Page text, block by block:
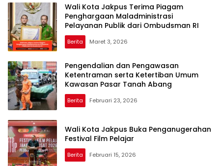
Wali Kota Jakpus Terima Piagam
Penghargaan Maladministrasi
Pelayanan Publik dari Ombudsman RI
Berita Maret 3, 2026
Pengendalian dan Pengawasan
Ketentraman serta Ketertiban Umum
Kawasan Pasar Tanah Abang
Berita Februari 23, 2026
Wali Kota Jakpus Buka Penganugerahan
Festival Film Pelajar
Berita Februari 15, 2026